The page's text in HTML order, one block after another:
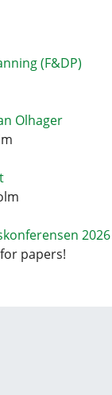
(F&DP)
Olhager
2026
papers!